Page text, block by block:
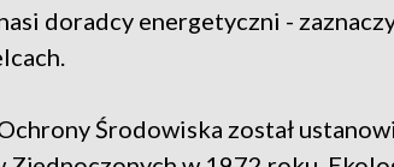
doradcy energetyczni -
Środowiska został